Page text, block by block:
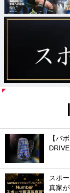
【バ
スポ
真家